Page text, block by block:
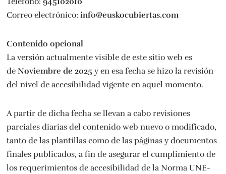
Correo electrónico:info@euskocubiertas.com
Contenido opcional
La versión actualmente visible de este sitio web es
deNoviembre de 2025 y en esa fecha se hizo la revisión
del nivel de accesibilidad vigente en aquel momento.
A partir de dicha fecha se llevan a cabo revisiones
parciales diarias del contenido web nuevo o modificado,
tanto de las plantillas como de las páginas y documentos
finales publicados, a fin de asegurar el cumplimiento de
los requerimientos de accesibilidad de la Norma UNE-